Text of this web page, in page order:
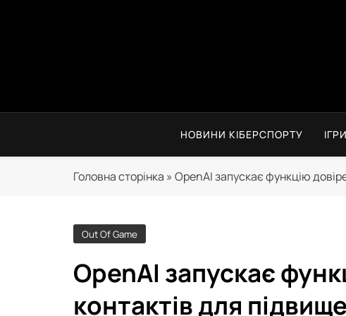
НОВИНИ КІБЕРСПОРТУ ІГРИ
Головна сторінка » OpenAI запускає функцію
Out Of Game
OpenAI запускає
контактів для